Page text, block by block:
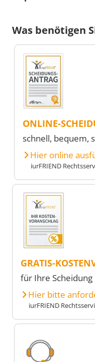
Was benötigen
ONLINE-
schnell, bequem,
Hier online
iurFRIEND
GRATIS-
für Ihre Scheidung
Hier bitte
iurFRIEND